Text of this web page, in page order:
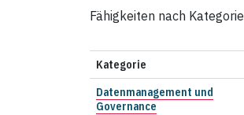
Fähigkeiten nach Kategorie
Kategorie
Datenmanagement und
Governance